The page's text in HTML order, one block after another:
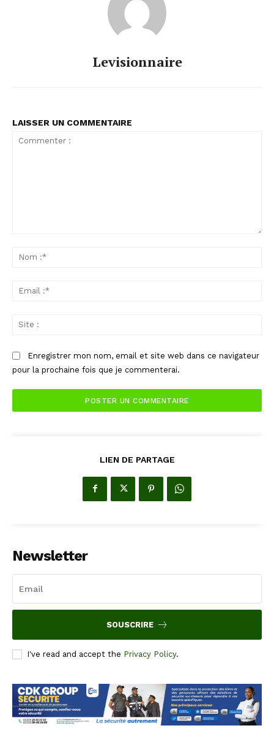
Levisionnaire
LAISSER UN COMMENTAIRE
Enregistrer mon nom, email et site web dans ce navigateur
pour la prochaine fois que je commenterai.
LIEN DE PARTAGE
Newsletter
SOUSCRIRE
I've read and accept the Privacy Policy.